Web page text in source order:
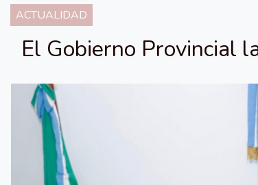
ACTUALIDAD
El Gobierno Provincial